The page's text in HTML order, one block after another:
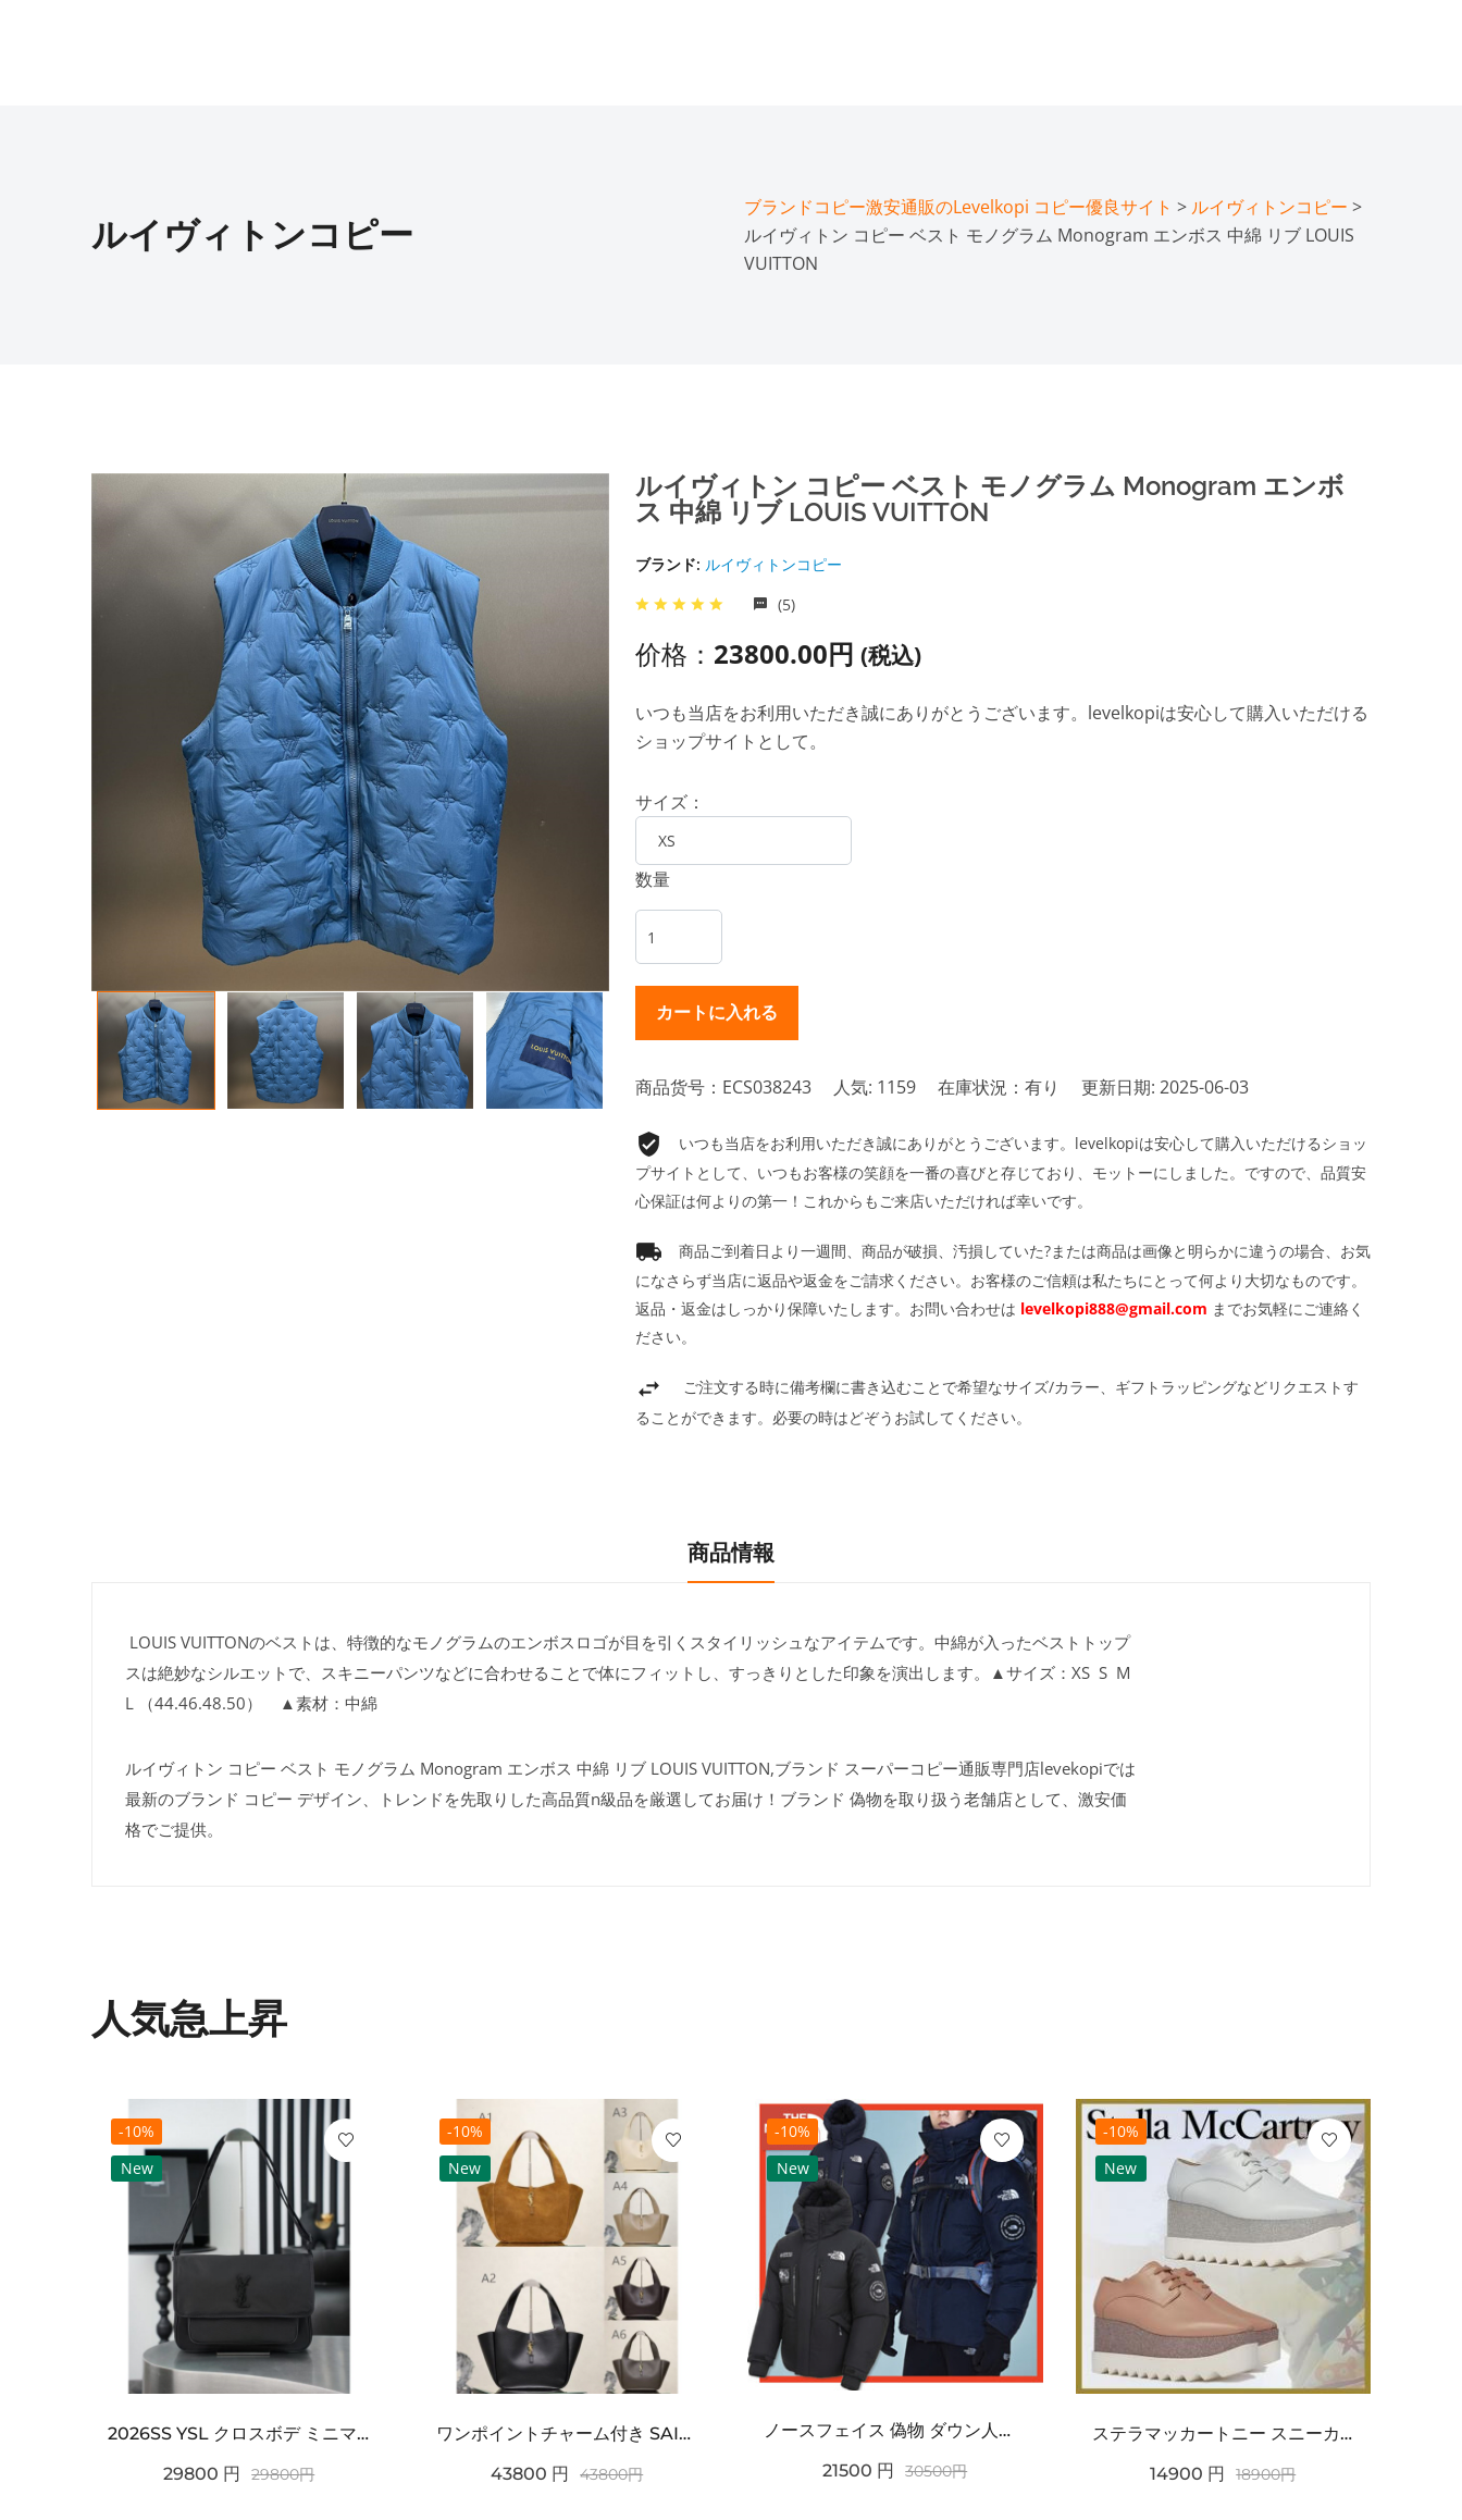
ルイヴィトンコピー
ブランドコピー激安通販のLevelkopi コピー優良サイト > ルイヴィトンコピー >
ルイヴィトン コピー ベスト モノグラム Monogram エンボス 中綿 リブ LOUIS
VUITTON
ルイヴィトン コピー ベスト モノグラム Monogram エンボ
ス 中綿 リブ LOUIS VUITTON
ブランド: ルイヴィトンコピー
(5)
价格： 23800.00円 (税込)
いつも当店をお利用いただき誠にありがとうございます。levelkopiは安心して購入いただける
ショップサイトとして。
サイズ：
数量
商品货号：ECS038243 人気: 1159 在庫状況：有り 更新日期: 2025-06-03
いつも当店をお利用いただき誠にありがとうございます。levelkopiは安心して購入いただけるショッ
プサイトとして、いつもお客様の笑顔を一番の喜びと存じており、モットーにしました。ですので、品質安
心保証は何よりの第一！これからもご来店いただければ幸いです。
商品ご到着日より一週間、商品が破損、汚損していた?または商品は画像と明らかに違うの場合、お気
になさらず当店に返品や返金をご請求ください。お客様のご信頼は私たちにとって何より大切なものです。
返品・返金はしっかり保障いたします。お問い合わせは levelkopi888@gmail.com までお気軽にご連絡く
ださい。
ご注文する時に備考欄に書き込むことで希望なサイズ/カラー、ギフトラッピングなどリクエストす
ることができます。必要の時はどぞうお試してください。
商品情報
LOUIS VUITTONのベストは、特徴的なモノグラムのエンボスロゴが目を引くスタイリッシュなアイテムです。中綿が入ったベストトップ
スは絶妙なシルエットで、スキニーパンツなどに合わせることで体にフィットし、すっきりとした印象を演出します。▲サイズ：XS S M
L （44.46.48.50） ▲素材：中綿
ルイヴィトン コピー ベスト モノグラム Monogram エンボス 中綿 リブ LOUIS VUITTON,ブランド スーパーコピー通販専門店levekopiでは
最新のブランド コピー デザイン、トレンドを先取りした高品質n級品を厳選してお届け！ブランド 偽物を取り扱う老舗店として、激安価
格でご提供。
人気急上昇
-10%
New
2026SS YSL クロスボデ ミニマルフラップショルダー SAINT LAURENT サンロ...
29800 円 29800円
-10%
New
ワンポイントチャーム付き SAINT LAURENT サンローラン コピー バッグ シンプルラグ...
43800 円 43800円
-10%
New
ノースフェイス 偽物 ダウン人気【THE NORTH FACE】M\'S 7 SUMMIT HI...
21500 円 30500円
-10%
New
ステラマッカートニー スニーカー 偽物エリスグリッタープラットフォーム810038KP02717...
14900 円 18900円